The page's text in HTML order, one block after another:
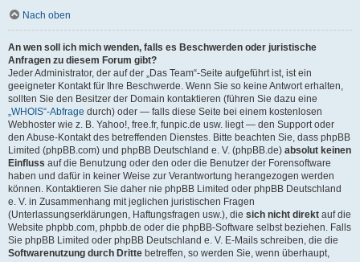
Nach oben
An wen soll ich mich wenden, falls es Beschwerden oder juristische
Anfragen zu diesem Forum gibt?
Jeder Administrator, der auf der „Das Team“-Seite aufgeführt ist, ist ein
geeigneter Kontakt für Ihre Beschwerde. Wenn Sie so keine Antwort erhalten,
sollten Sie den Besitzer der Domain kontaktieren (führen Sie dazu eine
„WHOIS“-Abfrage durch) oder — falls diese Seite bei einem kostenlosen
Webhoster wie z. B. Yahoo!, free.fr, funpic.de usw. liegt — den Support oder
den Abuse-Kontakt des betreffenden Dienstes. Bitte beachten Sie, dass phpBB
Limited (phpBB.com) und phpBB Deutschland e. V. (phpBB.de) absolut keinen
Einfluss auf die Benutzung oder den oder die Benutzer der Forensoftware
haben und dafür in keiner Weise zur Verantwortung herangezogen werden
können. Kontaktieren Sie daher nie phpBB Limited oder phpBB Deutschland
e. V. in Zusammenhang mit jeglichen juristischen Fragen
(Unterlassungserklärungen, Haftungsfragen usw.), die sich nicht direkt auf die
Website phpbb.com, phpbb.de oder die phpBB-Software selbst beziehen. Falls
Sie phpBB Limited oder phpBB Deutschland e. V. E-Mails schreiben, die die
Softwarenutzung durch Dritte betreffen, so werden Sie, wenn überhaupt,